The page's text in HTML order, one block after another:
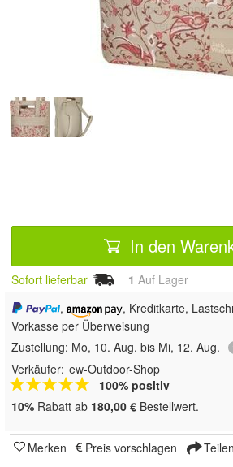
Doppelt antippen
vergrößern
In den
Sofort lieferbar 1 Auf Lager
,
, Kreditkarte,
Vorkasse per Überweisung
Zustellung: Mo, 10. Aug. bis Mi, 12. Aug.
Verkäufer: ew-Outdoor-Shop
100% positiv
10% Rabatt ab 180,00 € Bestellwert.
Merken Preis vorschlagen Teilen